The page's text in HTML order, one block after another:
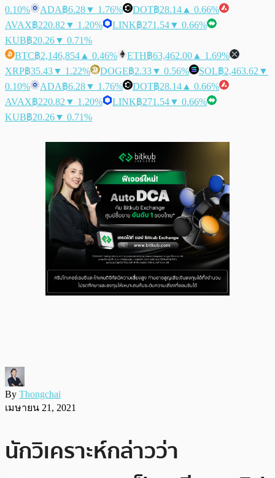
0.10%
ADA฿6.28▼ 1.76% DOT฿28.14 ▲ 0.66%
AVAX฿220.82 ▼ 1.20% LINK฿271.54▼ 0.66%
KUB฿20.26▼ 0.71%
BTC฿2,146,854 ▲ 0.46% ETH฿63,462.00 ▲ 1.69%
XRP฿35.43▼ 1.22% DOGE฿2.33▼ 0.56% SOL฿2,463.62 ▼
0.10%
ADA฿6.28▼ 1.76% DOT฿28.14 ▲ 0.66%
AVAX฿220.82 ▼ 1.20% LINK฿271.54▼ 0.66%
KUB฿20.26▼ 0.71%
By Thongchai
เมษายน 21, 2021
นักวิเคราะห์กล่าวว่า